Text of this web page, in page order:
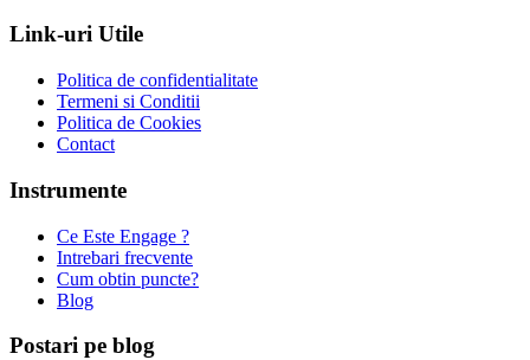
Link-uri Utile
Politica de confidentialitate
Termeni si Conditii
Politica de Cookies
Contact
Instrumente
Ce Este Engage ?
Intrebari frecvente
Cum obtin puncte?
Blog
Postari pe blog